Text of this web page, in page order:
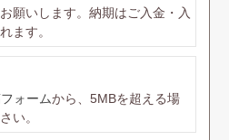
願いします。納期はご入金・入
ます。
ォームから、5MBを超える場
い。